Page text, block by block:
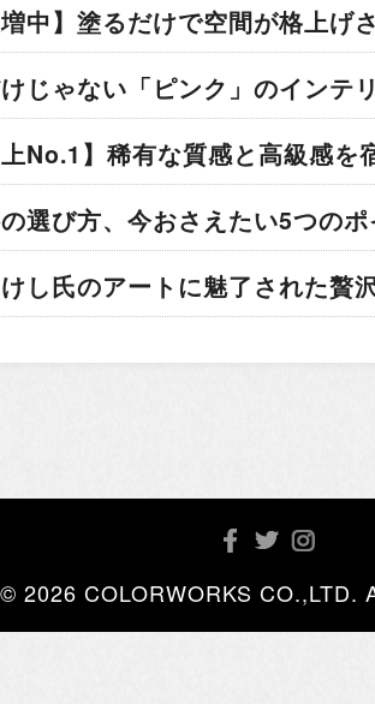
増中】塗るだけで空間が格上げ
じゃない「ピンク」のインテ
上No.1】稀有な質感と高級感を
選び方、今おさえたい5つの
し氏のアートに魅了された贅
© 2026 COLORWORKS CO.,LTD.